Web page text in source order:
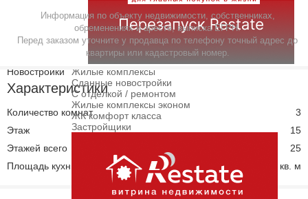
Новостройки
Жилые комплексы
Сданные новостройки
С отделкой / ремонтом
Жилые комплексы эконом
ЖК комфорт класса
Застройщики
Информация по объекту недвижимости, собственниках,
обременениях и аресте, выписка ЕГРН.
Перед заказом уточните у продавца по телефону точный адрес до
квартиры или кадастровый номер.
Характеристики
Количество комнат
3
Этаж
15
Этажей всего
25
Площадь кухни
41.00 кв. м